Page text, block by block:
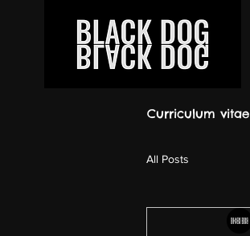
Curriculum vitae
All Posts